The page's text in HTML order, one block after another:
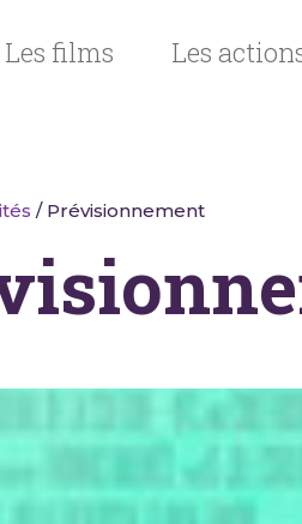
Les films Les
/ Prévisionnement